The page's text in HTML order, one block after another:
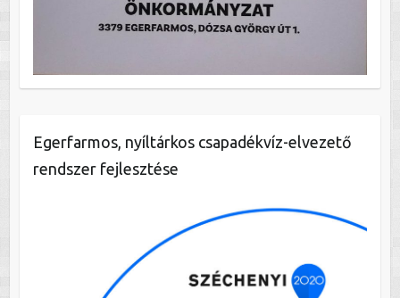
Egerfarmos, nyíltárkos csapadékvíz-elvezető
rendszer fejlesztése